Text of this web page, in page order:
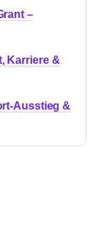
–
Karriere &
Ausstieg &